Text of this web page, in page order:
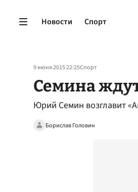
Новости Спорт
9 июня 2015 22:25Спорт
Семина
Юрий Семин возглавит
Борислав Головин